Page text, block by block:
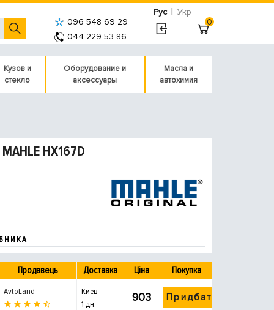
Рус | Укр
096 548 69 29
044 229 53 86
0
Кузов и
стекло
Оборудование и
аксессуары
Масла и
автохимия
HX167D
Продавець Доставка Ціна Покупка
AvtoLand
Киев
1 дн.
903 Придбати